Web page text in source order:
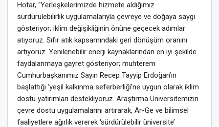
Hotar, “Yerleşkelerimizde hizmete aldığımız
sürdürülebilirlik uygulamalarıyla çevreye ve doğaya saygı
gösteriyor; iklim değişikliğinin önüne geçecek adımlar
atıyoruz. Sıfır atık kapsamındaki geri dönüşüm oranını
artıyoruz. Yenilenebilir enerji kaynaklarından en iyi şekilde
faydalanmaya gayret gösteriyor; muhterem
Cumhurbaşkanımız Sayın Recep Tayyip Erdoğan’ın
başlattığı ‘yeşil kalkınma seferberliği’ne uygun olarak iklim
dostu yatırımları destekliyoruz. Araştırma Üniversitemizin
çevre dostu uygulamalarını artırarak, Ar-Ge ve bilimsel
faaliyetlere ağırlık vererek ‘sürdürülebilir üniversite’